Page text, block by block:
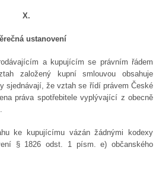
X.
ustanovení
a kupujícím se právním řádem
založený kupní smlouvou obsahuje
sjednávají, že vztah se řídí právem České
práva spotřebitele vyplývající z obecně
ke kupujícímu vázán žádnými kodexy
§ 1826 odst. 1 písm. e) občanského